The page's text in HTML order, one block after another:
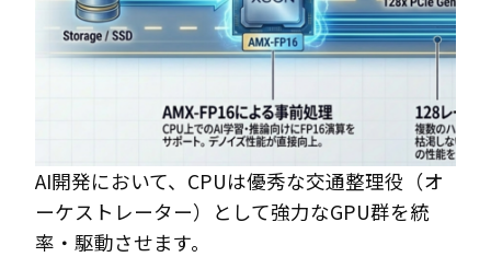
AI開発において、CPUは優秀な交通整理役（オ
ーケストレーター）として強力なGPU群を統
率・駆動させます。